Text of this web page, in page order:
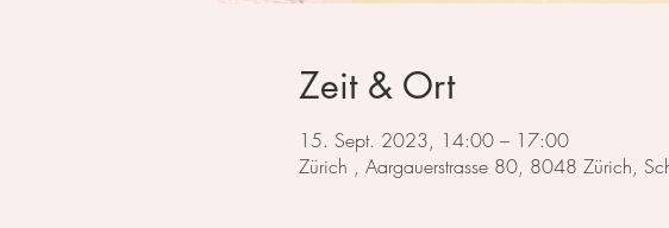
Zeit & Ort
15. Sept. 2023, 14:00 – 17:00
Zürich , Aargauerstrasse 80, 8048 Zürich,